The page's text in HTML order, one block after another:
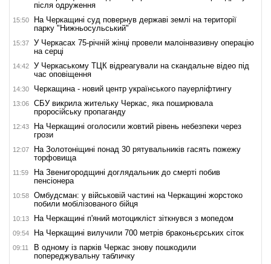
після одруження
15:50
На Черкащині суд повернув державі землі на території
парку "Нижньосульський"
15:37
У Черкасах 75-річній жінці провели малоінвазивну операцію
на серці
14:42
У Черкаському ТЦК відреагували на скандальне відео під
час оповіщення
14:30 Черкащина - новий центр українського пауерліфтингу
13:06
СБУ викрила жительку Черкас, яка поширювала
проросійську пропаганду
12:43
На Черкащині оголосили жовтий рівень небезпеки через
грози
12:07
На Золотоніщині понад 30 рятувальників гасять пожежу
торфовища
11:59
На Звенигородщині доглядальник до смерті побив
пенсіонера
10:58
Омбудсман: у військовій частині на Черкащині жорстоко
побили мобілізованого бійця
10:13 На Черкащині п'яний мотоцикліст зіткнувся з мопедом
09:54 На Черкащині вилучили 700 метрів браконьєрських сіток
09:11
В одному із парків Черкас знову пошкодили
попереджувальну табличку